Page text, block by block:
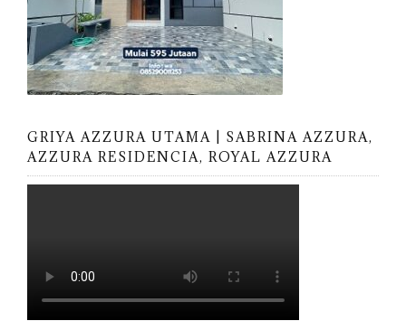
GRIYA AZZURA UTAMA | SABRINA AZZURA,
AZZURA RESIDENCIA, ROYAL AZZURA